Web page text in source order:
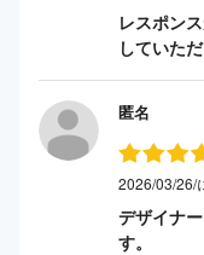
レスポン
していた
匿名
2026/03/26/
デザイナ
す。